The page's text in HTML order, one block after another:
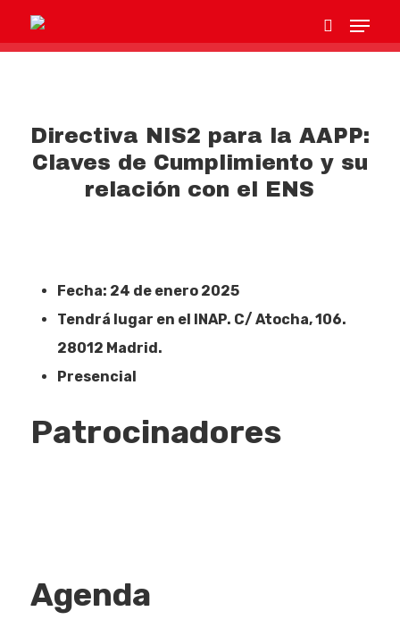
Directiva NIS2 para la AAPP:
Claves de Cumplimiento y su
relación con el ENS
Fecha: 24 de enero 2025
Tendrá lugar en el INAP. C/ Atocha, 106.
28012 Madrid.
Presencial
Patrocinadores
Agenda